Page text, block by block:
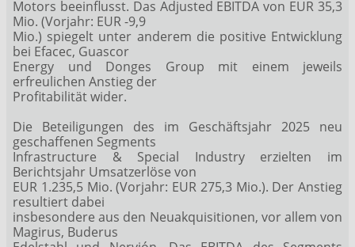
Motors beeinflusst. Das Adjusted EBITDA von EUR 35,3
Mio. (Vorjahr: EUR -9,9
Mio.) spiegelt unter anderem die positive Entwicklung
bei Efacec, Guascor
Energy und Donges Group mit einem jeweils
erfreulichen Anstieg der
Profitabilität wider.
Die Beteiligungen des im Geschäftsjahr 2025 neu
geschaffenen Segments
Infrastructure & Special Industry erzielten im
Berichtsjahr Umsatzerlöse von
EUR 1.235,5 Mio. (Vorjahr: EUR 275,3 Mio.). Der Anstieg
resultiert dabei
insbesondere aus den Neuakquisitionen, vor allem von
Magirus, Buderus